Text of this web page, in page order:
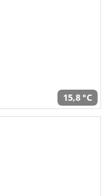
15,8 °C